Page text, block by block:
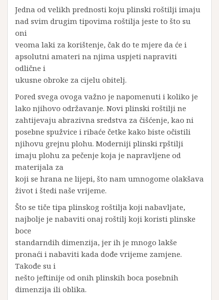
Jedna od velikh prednosti koju plinski roštilji imaju
nad svim drugim tipovima roštilja jeste to što su
oni
veoma laki za korištenje, čak do te mjere da će i
apsolutni amateri na njima uspjeti napraviti
odlične i
ukusne obroke za cijelu obitelj.
Pored svega ovoga važno je napomenuti i koliko je
lako njihovo održavanje. Novi plinski roštilji ne
zahtijevaju abrazivna sredstva za čišćenje, kao ni
posebne spužvice i ribaće četke kako biste očistili
njihovu grejnu plohu. Moderniji plinski rpštilji
imaju plohu za pečenje koja je napravljene od
materijala za
koji se hrana ne lijepi, što nam umnogome olakšava
život i štedi naše vrijeme.
Što se tiče tipa plinskog roštilja koji nabavljate,
najbolje je nabaviti onaj roštilj koji koristi plinske
boce
standarndih dimenzija, jer ih je mnogo lakše
pronaći i nabaviti kada dođe vrijeme zamjene.
Takođe su i
nešto jeftinije od onih plinskih boca posebnih
dimenzija ili oblika.